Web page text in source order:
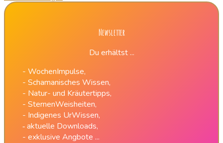
Newsletter
Du erhältst ...
- WochenImpulse,
- Schamanisches Wissen,
- Natur- und Kräutertipps,
- SternenWeisheiten,
- Indigenes UrWissen,
- aktuelle Downloads,
- exklusive Angbote ...